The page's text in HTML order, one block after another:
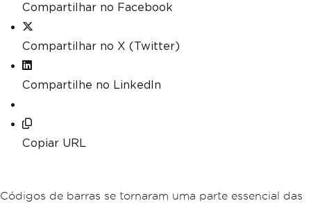
Compartilhar no Facebook
Compartilhar no X (Twitter)
Compartilhe no LinkedIn
Copiar URL
Códigos de barras se tornaram uma parte essencial das